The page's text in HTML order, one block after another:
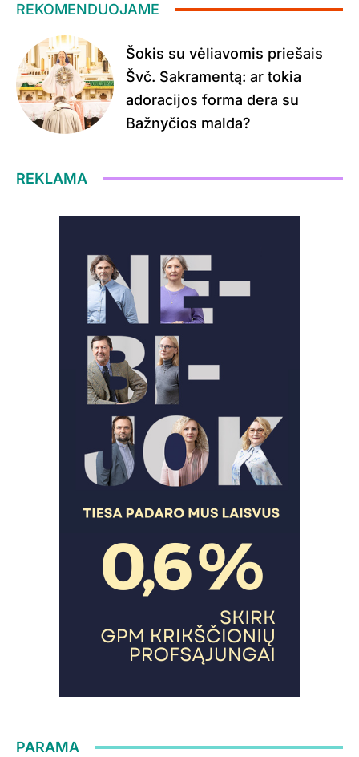
REKOMENDUOJAME
Šokis su vėliavomis priešais
Švč. Sakramentą: ar tokia
adoracijos forma dera su
Bažnyčios malda?
REKLAMA
PARAMA